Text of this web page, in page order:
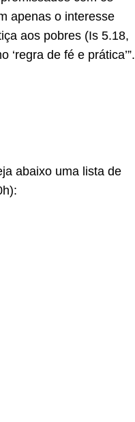
apenas o interesse
aos pobres (Is 5.18,
de fé e prática’”.
abaixo uma lista de